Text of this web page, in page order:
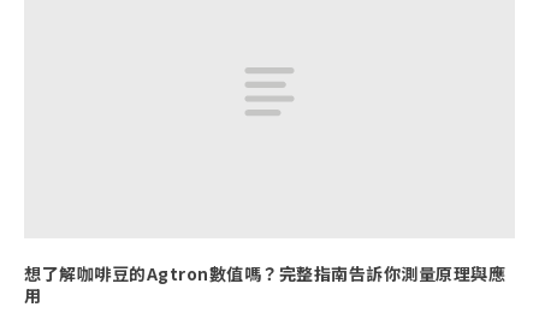
想了解咖啡豆的Agtron數值嗎？完整指南告訴你測量原理與應
用